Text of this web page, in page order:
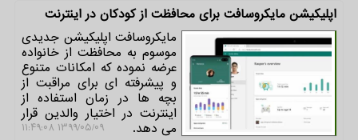
اپلیكیشن مایكروسافت برای محافظت از كودكان در اینترنت
مایكروسافت اپلیكیشن جدیدی
موسوم به محافظت از خانواده
عرضه نموده كه امكانات متنوع
و پیشرفته ای برای مراقبت از
بچه ها در زمان استفاده از
اینترنت در اختیار والدین قرار
می دهد. ۱۳۹۹/۰۵/۰۹ ۱۱:۴۹:۰۸